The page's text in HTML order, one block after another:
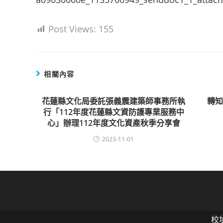
Post Views: 155
相關內容
花蓮縣文化局委託張義震建築師事務所執
行「112年度花蓮縣文資防護專業服務中
心」辦理112年度文化資產秋季分享會
2023-11-01
轉
校